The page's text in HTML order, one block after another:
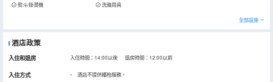
熨斗/掛燙機 洗滌用具
全部設施
酒店政策
入住和退房 入住時間：14:00以後 退房時間：12:00以前
入住方式 酒店不提供櫃枱服務。